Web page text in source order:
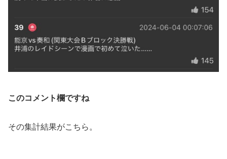
このコメント欄ですね
その集計結果がこちら。